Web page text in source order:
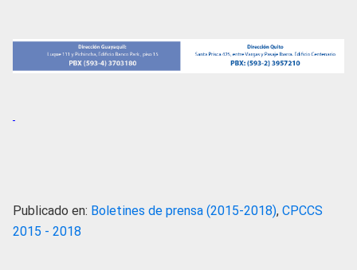
Publicado en: Boletines de prensa (2015-2018), CPCCS
2015 - 2018